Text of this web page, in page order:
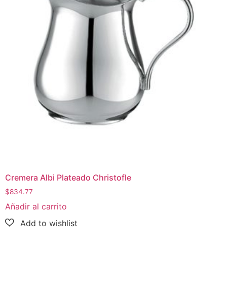
Cremera Albi Plateado Christofle
$834.77
Añadir al carrito